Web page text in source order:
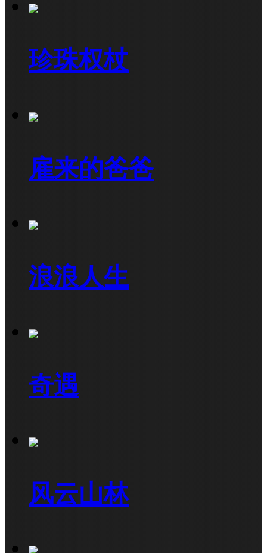
珍珠权杖
雇来的爸爸
浪浪人生
奇遇
风云山林